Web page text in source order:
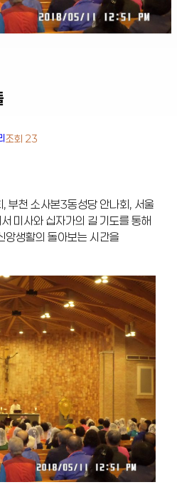
조회 23
부천 소사본3동성당 안나회, 서울
미사와 십자가의 길 기도를 통해
앙생활의 돌아보는 시간을